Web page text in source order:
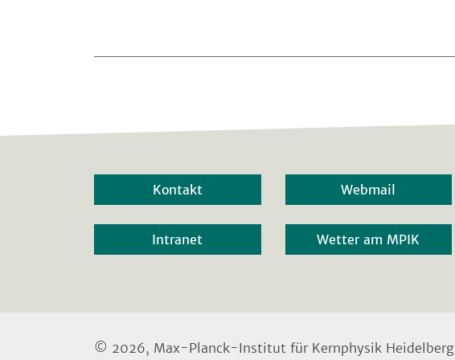
Kontakt Webmail
Intranet Wetter am MPIK
© 2026, Max-Planck-Institut für Kernphysik Heidelberg